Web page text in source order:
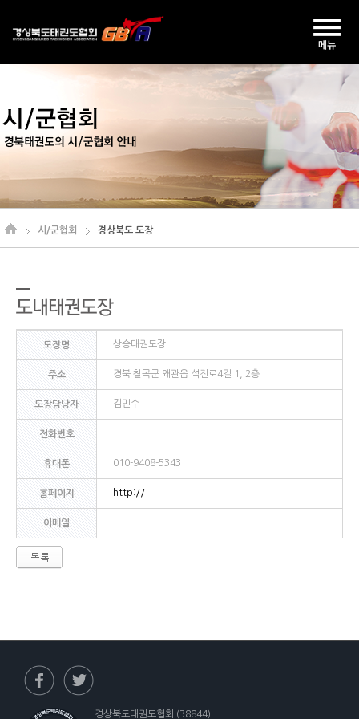
시/군협회 경상북도 도장
도장명 상승태권도장
주소 경북 칠곡군 왜관읍 석전로4길 1, 2층
도장담당자 김민수
전화번호
휴대폰 010-9408-5343
홈페이지 http://
이메일
경상북도태권도협회 (38844)